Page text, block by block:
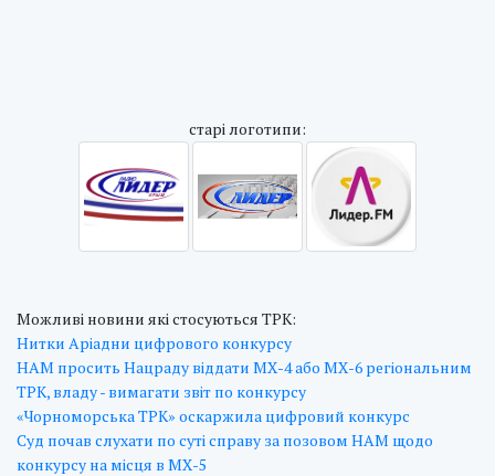
cтарі логотипи:
Можливі новини які стосуються ТРК:
Нитки Аріадни цифрового конкурсу
НАМ просить Нацраду віддати МХ-4 або МХ-6 регіональним
ТРК, владу - вимагати звіт по конкурсу
«Чорноморська ТРК» оскаржила цифровий конкурс
Суд почав слухати по суті справу за позовом НАМ щодо
конкурсу на місця в МХ-5